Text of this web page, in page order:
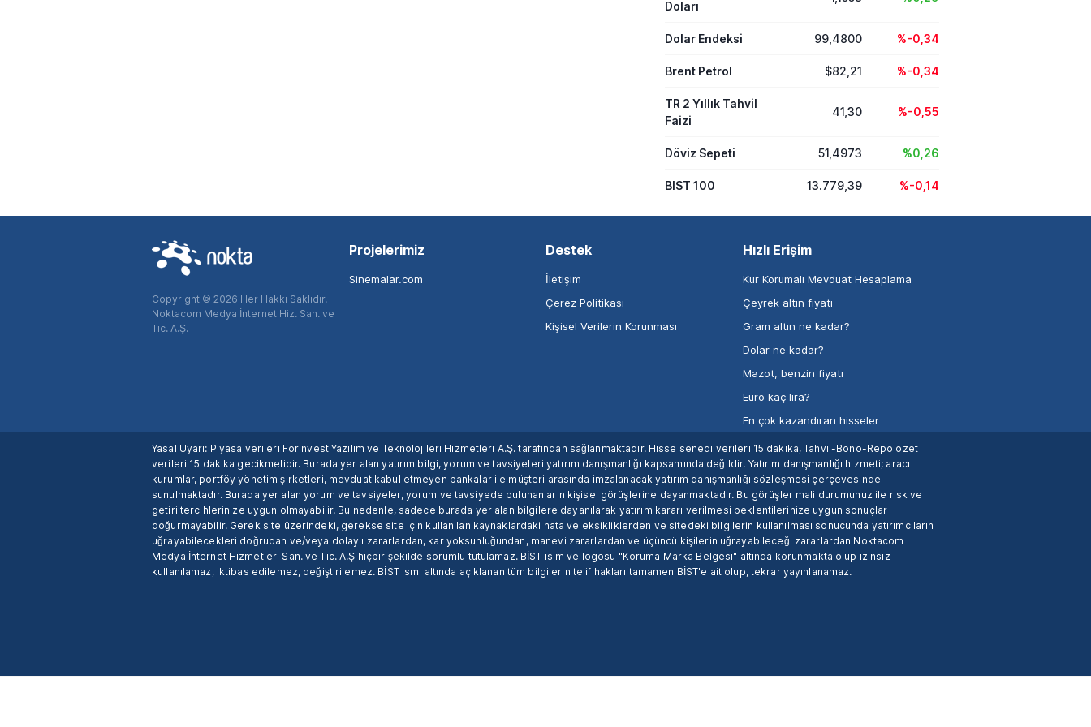
Doları
Dolar Endeksi 99,4800 %-0,34
Brent Petrol $82,21 %-0,34
TR 2 Yıllık Tahvil
Faizi
41,30 %-0,55
Döviz Sepeti 51,4973 %0,26
BIST 100 13.779,39 %-0,14
Copyright © 2026 Her Hakkı Saklıdır.
Noktacom Medya İnternet Hiz. San. ve
Tic. A.Ş.
Projelerimiz
Sinemalar.com
Destek
İletişim
Çerez Politikası
Kişisel Verilerin Korunması
Hızlı Erişim
Kur Korumalı Mevduat Hesaplama
Çeyrek altın fiyatı
Gram altın ne kadar?
Dolar ne kadar?
Mazot, benzin fiyatı
Euro kaç lira?
En çok kazandıran hisseler
Yasal Uyarı: Piyasa verileri Forinvest Yazılım ve Teknolojileri Hizmetleri A.Ş. tarafından sağlanmaktadır. Hisse senedi verileri 15 dakika, Tahvil-Bono-Repo özet
verileri 15 dakika gecikmelidir. Burada yer alan yatırım bilgi, yorum ve tavsiyeleri yatırım danışmanlığı kapsamında değildir. Yatırım danışmanlığı hizmeti; aracı
kurumlar, portföy yönetim şirketleri, mevduat kabul etmeyen bankalar ile müşteri arasında imzalanacak yatırım danışmanlığı sözleşmesi çerçevesinde
sunulmaktadır. Burada yer alan yorum ve tavsiyeler, yorum ve tavsiyede bulunanların kişisel görüşlerine dayanmaktadır. Bu görüşler mali durumunuz ile risk ve
getiri tercihlerinize uygun olmayabilir. Bu nedenle, sadece burada yer alan bilgilere dayanılarak yatırım kararı verilmesi beklentilerinize uygun sonuçlar
doğurmayabilir. Gerek site üzerindeki, gerekse site için kullanılan kaynaklardaki hata ve eksikliklerden ve sitedeki bilgilerin kullanılması sonucunda yatırımcıların
uğrayabilecekleri doğrudan ve/veya dolaylı zararlardan, kar yoksunluğundan, manevi zararlardan ve üçüncü kişilerin uğrayabileceği zararlardan Noktacom
Medya İnternet Hizmetleri San. ve Tic. A.Ş hiçbir şekilde sorumlu tutulamaz. BİST isim ve logosu "Koruma Marka Belgesi" altında korunmakta olup izinsiz
kullanılamaz, iktibas edilemez, değiştirilemez. BİST ismi altında açıklanan tüm bilgilerin telif hakları tamamen BİST'e ait olup, tekrar yayınlanamaz.